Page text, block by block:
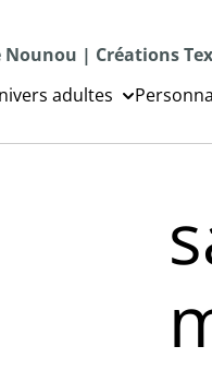
Nounou | Créations
adultes